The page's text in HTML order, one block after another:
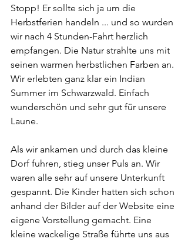
Stopp! Er sollte sich ja um die
Herbstferien handeln ... und so wurden
wir nach 4 Stunden-Fahrt herzlich
empfangen. Die Natur strahlte uns mit
seinen warmen herbstlichen Farben an.
Wir erlebten ganz klar ein Indian
Summer im Schwarzwald. Einfach
wunderschön und sehr gut für unsere
Laune.
Als wir ankamen und durch das kleine
Dorf fuhren, stieg unser Puls an. Wir
waren alle sehr auf unsere Unterkunft
gespannt. Die Kinder hatten sich schon
anhand der Bilder auf der Website eine
eigene Vorstellung gemacht. Eine
kleine wackelige Straße führte uns aus